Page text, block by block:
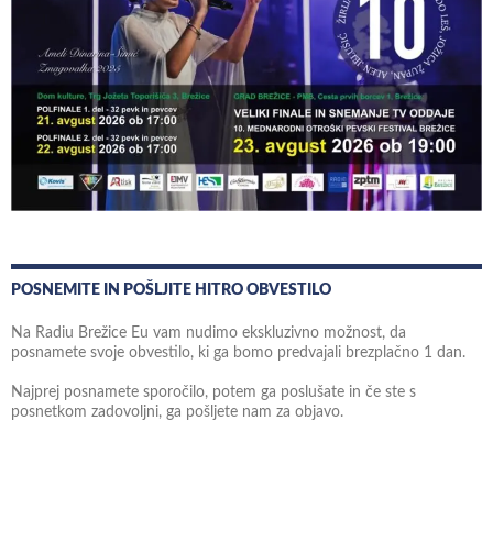
POSNEMITE IN POŠLJITE HITRO OBVESTILO
Na Radiu Brežice Eu vam nudimo ekskluzivno možnost, da
posnamete svoje obvestilo, ki ga bomo predvajali brezplačno 1 dan.
Najprej posnamete sporočilo, potem ga poslušate in če ste s
posnetkom zadovoljni, ga pošljete nam za objavo.